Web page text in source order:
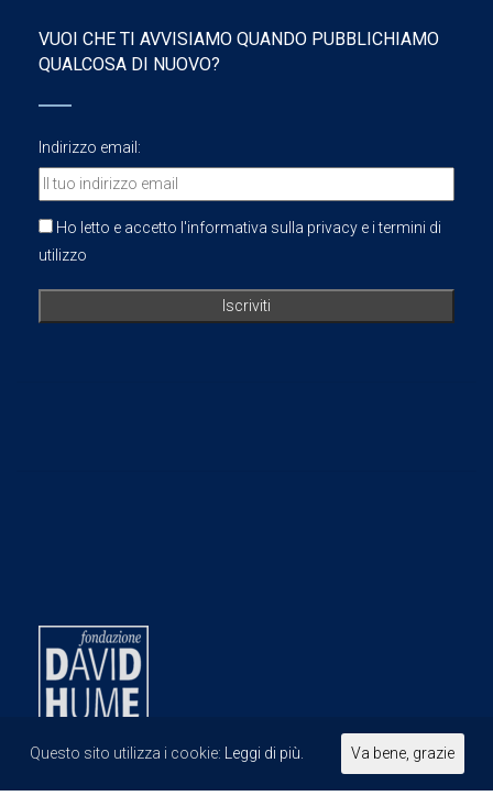
VUOI CHE TI AVVISIAMO QUANDO PUBBLICHIAMO
QUALCOSA DI NUOVO?
Indirizzo email:
Ho letto e accetto l'informativa sulla privacy e i termini di
utilizzo
Questo sito utilizza i cookie: Leggi di più. Va bene, grazie